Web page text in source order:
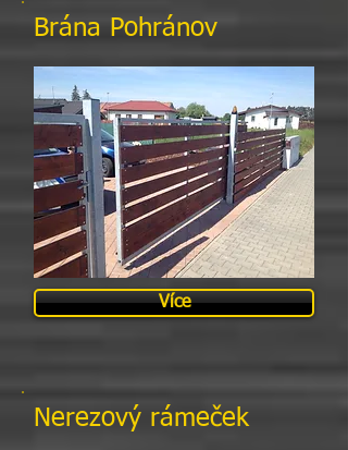
Více
Brána Pohránov
Nerezový rámeček